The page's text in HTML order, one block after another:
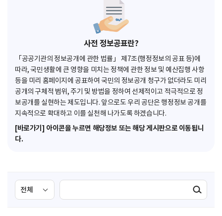
사전 정보공표란?
「공공기관의 정보공개에 관한 법률」 제7조(행정정보의 공표 등)에
따라, 국민생활에 큰 영향을 미치는 정책에 관한 정보 및 예산집행 사항
등을 미리 홈페이지에 공표하여 국민의 정보공개 청구가 없더라도 미리
공개의 구체적 범위, 주기 및 방법을 정하여 선제적이고 적극적으로 정
보공개를 실현하는 제도입니다. 앞으로도 우리 공단은 행정정보 공개를
지속적으로 확대하고 이를 실천해 나가도록 하겠습니다.
[바로가기] 아이콘을 누르면 해당정보 또는 해당 게시판으로 이동됩니
다.
검
색
색
검색실행